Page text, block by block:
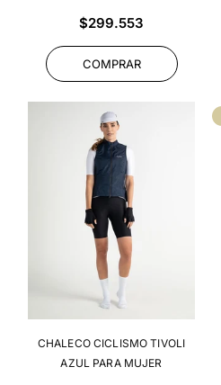
Precio
$299.553
COMPRAR
CHALECO CICLISMO TIVOLI
AZUL PARA MUJER